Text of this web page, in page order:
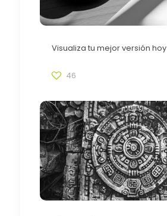
Visualiza tu mejor versión hoy
46